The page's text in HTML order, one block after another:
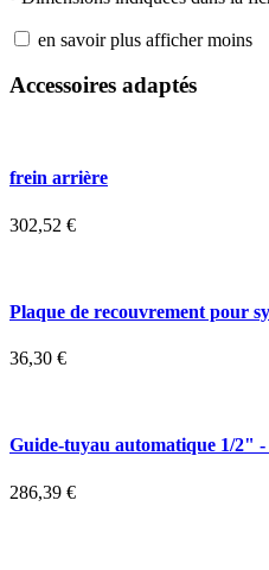
en savoir plus afficher moins
Accessoires adaptés
frein arrière
302,52 €
Plaque de recouvrement pour
36,30 €
Guide-tuyau automatique 1/2" -
286,39 €